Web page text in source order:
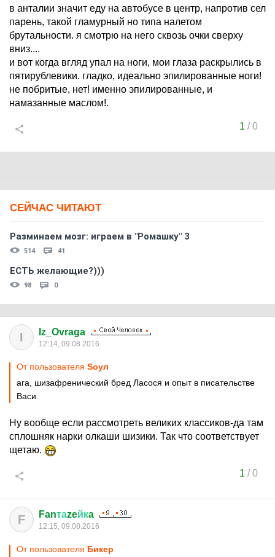
в анталии значит еду на автобусе в центр, напротив сел
парень, такой гламурный но типа налетом
брутальности. я смотрю на него сквозь очки сверху
вниз....
и вот когда вгляд упал на ноги, мои глаза раскрылись в
пятирублевики. гладко, идеально эпилированные ноги!
не побритые, нет! именно эпилированные, и
намазанные маслом!.
1 /0
СЕЙЧАС ЧИТАЮТ
Разминаем мозг: играем в "Ромашку" 3
514 41
ЕСТЬ желающие?)))
98 0
I Iz_Ovraga
12:14, 09.08.2016
От пользователя Sоул
ага, шизафренический бред Ласося и опыт в писательстве
Васи
Ну вообще если рассмотреть великих классиков-да там
сплошняк нарки олкаши шизики. Так что соответствует
щетаю.
1 /0
F Fanтаzeйкa
12:15, 09.08.2016
От пользователя Бикер